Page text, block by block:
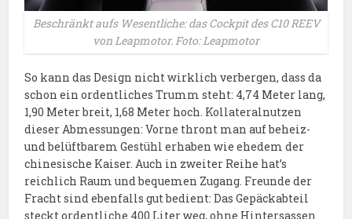
Beschränkt aufs Wesentliche: das Cockpit des C10 REEV
von Leapmotor. Foto: Leapmotor
So kann das Design nicht wirklich verbergen, dass da
schon ein ordentliches Trumm steht: 4,74 Meter lang,
1,90 Meter breit, 1,68 Meter hoch. Kollateralnutzen
dieser Abmessungen: Vorne thront man auf beheiz-
und belüftbarem Gestühl erhaben wie ehedem der
chinesische Kaiser. Auch in zweiter Reihe hat’s
reichlich Raum und bequemen Zugang. Freunde der
Fracht sind ebenfalls gut bedient: Das Gepäckabteil
steckt ordentliche 400 Liter weg, ohne Hintersassen